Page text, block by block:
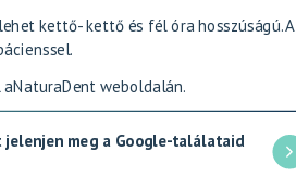
kettő- kettő és fél óra hosszúságú. A
aNaturaDent weboldalán.
meg a Google-találataid